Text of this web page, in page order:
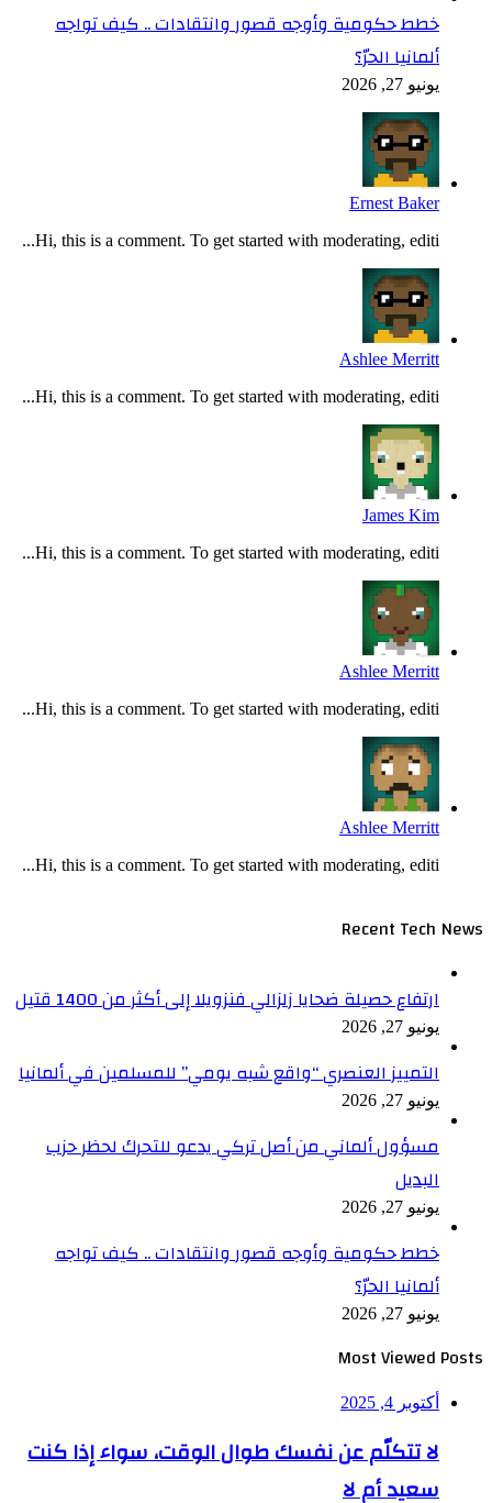
خطط حكومية وأوجه قصور وانتقادات .. كيف تواجه
ألمانيا الحرّ؟
يونيو 27, 2026
Ernest Baker
Hi, this is a comment. To get started with moderating, editi...
Ashlee Merritt
Hi, this is a comment. To get started with moderating, editi...
James Kim
Hi, this is a comment. To get started with moderating, editi...
Ashlee Merritt
Hi, this is a comment. To get started with moderating, editi...
Ashlee Merritt
Hi, this is a comment. To get started with moderating, editi...
Recent Tech News
ارتفاع حصيلة ضحايا زلزالي فنزويلا إلى أكثر من 1400 قتيل
يونيو 27, 2026
التمييز العنصري “واقع شبه يومي” للمسلمين في ألمانيا
يونيو 27, 2026
مسؤول ألماني من أصل تركي يدعو للتحرك لحظر حزب
البديل
يونيو 27, 2026
خطط حكومية وأوجه قصور وانتقادات .. كيف تواجه
ألمانيا الحرّ؟
يونيو 27, 2026
Most Viewed Posts
أكتوبر 4, 2025
لا تتكلّم عن نفسك طوال الوقت، سواء إذا كنت
سعيد أم لا